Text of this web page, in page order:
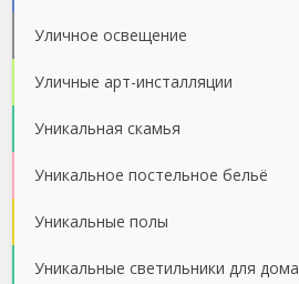
Уличное освещение
Уличные арт-инсталляции
Уникальная скамья
Уникальное постельное бельё
Уникальные полы
Уникальные светильники для дома